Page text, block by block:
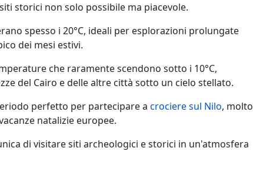
storici non solo possibile ma piacevole.
spesso i 20°C, ideali per esplorazioni prolungate
dei mesi estivi.
che raramente scendono sotto i 10°C,
del Cairo e delle altre città sotto un cielo stellato.
perfetto per partecipare a crociere sul Nilo, molto
natalizie europee.
di visitare siti archeologici e storici in un'atmosfera